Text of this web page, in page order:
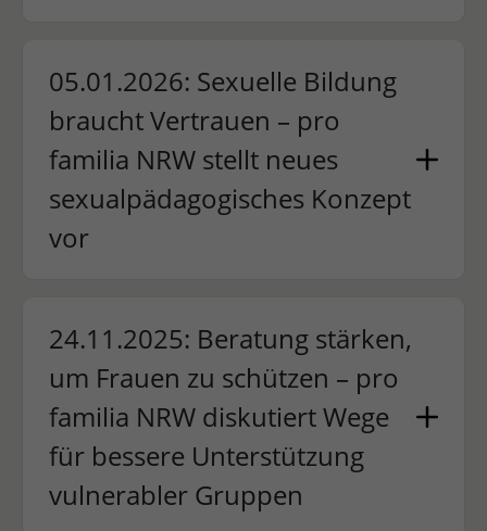
05.01.2026: Sexuelle Bildung
braucht Vertrauen – pro
familia NRW stellt neues
sexualpädagogisches Konzept
vor
24.11.2025: Beratung stärken,
um Frauen zu schützen – pro
familia NRW diskutiert Wege
für bessere Unterstützung
vulnerabler Gruppen